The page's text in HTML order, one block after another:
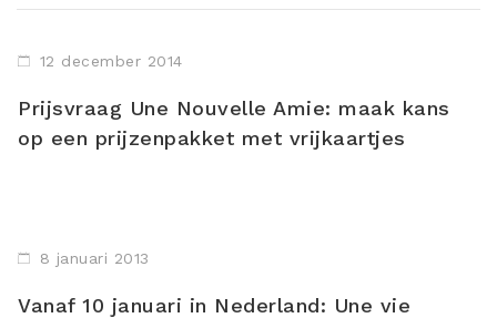
12 december 2014
Prijsvraag Une Nouvelle Amie: maak kans
op een prijzenpakket met vrijkaartjes
8 januari 2013
Vanaf 10 januari in Nederland: Une vie